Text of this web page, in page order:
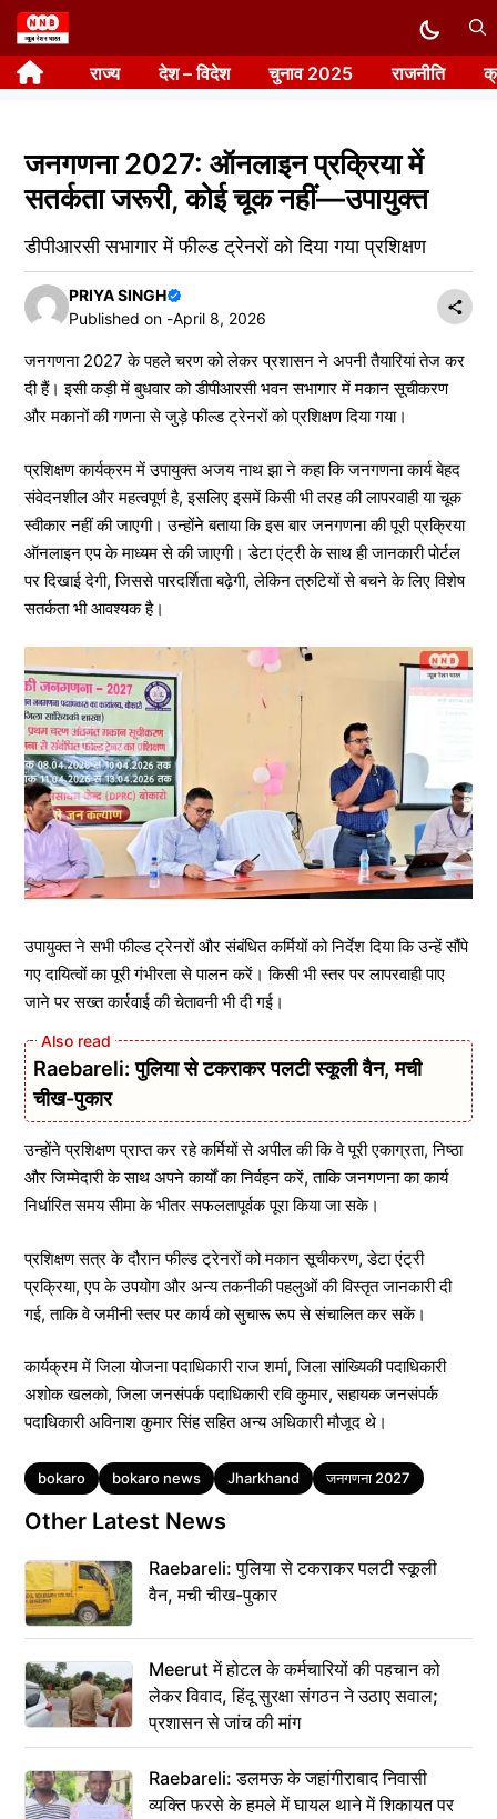
Skip
to
content राज्य देश – विदेश चुनाव 2025 राजनीति
जनगणना 2027: ऑनलाइन प्रक्रिया में
सतर्कता जरूरी, कोई चूक नहीं—उपायुक्त
डीपीआरसी सभागार में फील्ड ट्रेनरों को दिया गया प्रशिक्षण
PRIYA SINGH
Published on -April 8, 2026
जनगणना 2027 के पहले चरण को लेकर प्रशासन ने अपनी तैयारियां तेज कर
दी हैं। इसी कड़ी में बुधवार को डीपीआरसी भवन सभागार में मकान सूचीकरण
और मकानों की गणना से जुड़े फील्ड ट्रेनरों को प्रशिक्षण दिया गया।
प्रशिक्षण कार्यक्रम में उपायुक्त अजय नाथ झा ने कहा कि जनगणना कार्य बेहद
संवेदनशील और महत्वपूर्ण है, इसलिए इसमें किसी भी तरह की लापरवाही या चूक
स्वीकार नहीं की जाएगी। उन्होंने बताया कि इस बार जनगणना की पूरी प्रक्रिया
ऑनलाइन एप के माध्यम से की जाएगी। डेटा एंट्री के साथ ही जानकारी पोर्टल
पर दिखाई देगी, जिससे पारदर्शिता बढ़ेगी, लेकिन त्रुटियों से बचने के लिए विशेष
सतर्कता भी आवश्यक है।
उपायुक्त ने सभी फील्ड ट्रेनरों और संबंधित कर्मियों को निर्देश दिया कि उन्हें सौंपे
गए दायित्वों का पूरी गंभीरता से पालन करें। किसी भी स्तर पर लापरवाही पाए
जाने पर सख्त कार्रवाई की चेतावनी भी दी गई।
Raebareli: पुलिया से टकराकर पलटी स्कूली वैन, मची
चीख-पुकार
उन्होंने प्रशिक्षण प्राप्त कर रहे कर्मियों से अपील की कि वे पूरी एकाग्रता, निष्ठा
और जिम्मेदारी के साथ अपने कार्यों का निर्वहन करें, ताकि जनगणना का कार्य
निर्धारित समय सीमा के भीतर सफलतापूर्वक पूरा किया जा सके।
प्रशिक्षण सत्र के दौरान फील्ड ट्रेनरों को मकान सूचीकरण, डेटा एंट्री
प्रक्रिया, एप के उपयोग और अन्य तकनीकी पहलुओं की विस्तृत जानकारी दी
गई, ताकि वे जमीनी स्तर पर कार्य को सुचारू रूप से संचालित कर सकें।
कार्यक्रम में जिला योजना पदाधिकारी राज शर्मा, जिला सांख्यिकी पदाधिकारी
अशोक खलको, जिला जनसंपर्क पदाधिकारी रवि कुमार, सहायक जनसंपर्क
पदाधिकारी अविनाश कुमार सिंह सहित अन्य अधिकारी मौजूद थे।
Tags
bokaro bokaro news Jharkhand जनगणना 2027
Other Latest News
Raebareli: पुलिया से टकराकर पलटी स्कूली
वैन, मची चीख-पुकार
Meerut में होटल के कर्मचारियों की पहचान को
लेकर विवाद, हिंदू सुरक्षा संगठन ने उठाए सवाल;
प्रशासन से जांच की मांग
Raebareli: डलमऊ के जहांगीराबाद निवासी
व्यक्ति फरसे के हमले में घायल थाने में शिकायत पर